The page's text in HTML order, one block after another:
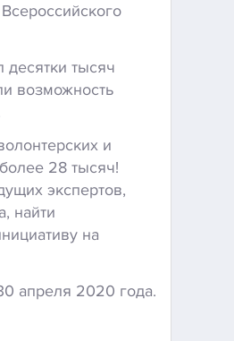
тысяч
возможность
и
28 тысяч!
экспертов,
найти
на
апреля 2020 года.